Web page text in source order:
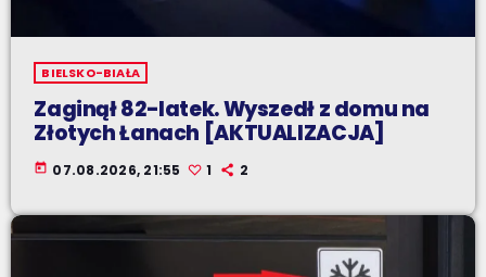
BIELSKO-BIAŁA
Zaginął 82-latek. Wyszedł z domu na
Złotych Łanach [AKTUALIZACJA]
today 07.08.2026, 21:55 1 2